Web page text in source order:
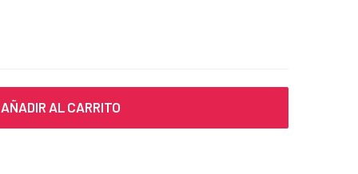
AÑADIR AL CARRITO